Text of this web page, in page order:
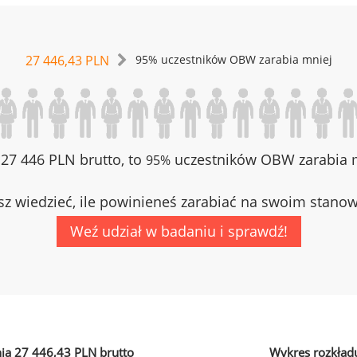
27 446,43 PLN 95% uczestników OBW zarabia mniej
446 PLN brutto, to 95% uczestników OBW zarabia
wiedzieć, ile powinieneś zarabiać na swoim
Weź udział w badaniu i sprawdź!
27 446,43 PLN brutto Wykres